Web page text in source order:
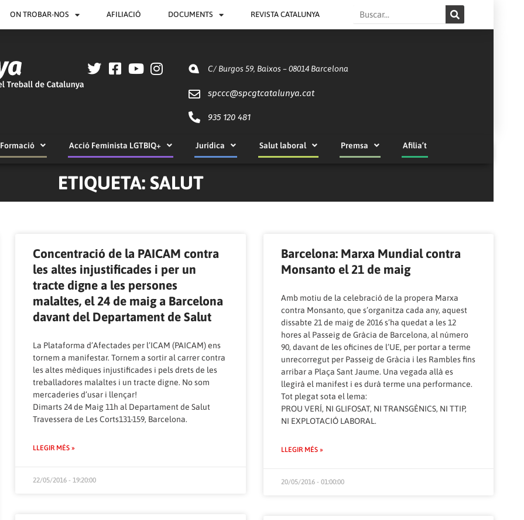
ON TROBAR-NOS AFILIACIÓ DOCUMENTS REVISTA CATALUNYA Search
C/ Burgos 59, Baixos – 08014 Barcelona
spccc@spcgtcatalunya.cat
935 120 481
Formació Acció Feminista LGTBIQ+ Jurídica Salut laboral Premsa Afilia’t
ETIQUETA: SALUT
Concentració de la PAICAM contra
les altes injustificades i per un
tracte digne a les persones
malaltes, el 24 de maig a Barcelona
davant del Departament de Salut
La Plataforma d’Afectades per l’ICAM (PAICAM) ens
tornem a manifestar. Tornem a sortir al carrer contra
les altes mèdiques injustificades i pels drets de les
treballadores malaltes i un tracte digne. No som
mercaderies d’usar i llençar!
Dimarts 24 de Maig 11h al Departament de Salut
Travessera de Les Corts131-159, Barcelona.
LLEGIR MÉS »
22/05/2016 - 19:20:00
Barcelona: Marxa Mundial contra
Monsanto el 21 de maig
Amb motiu de la celebració de la propera Marxa
contra Monsanto, que s’organitza cada any, aquest
dissabte 21 de maig de 2016 s’ha quedat a les 12
hores al Passeig de Gràcia de Barcelona, al número
90, davant de les oficines de l’UE, per portar a terme
unrecorregut per Passeig de Gràcia i les Rambles fins
arribar a Plaça Sant Jaume. Una vegada allà es
llegirà el manifest i es durà terme una performance.
Tot plegat sota el lema:
PROU VERÍ, NI GLIFOSAT, NI TRANSGÈNICS, NI TTIP,
NI EXPLOTACIÓ LABORAL.
LLEGIR MÉS »
20/05/2016 - 01:00:00